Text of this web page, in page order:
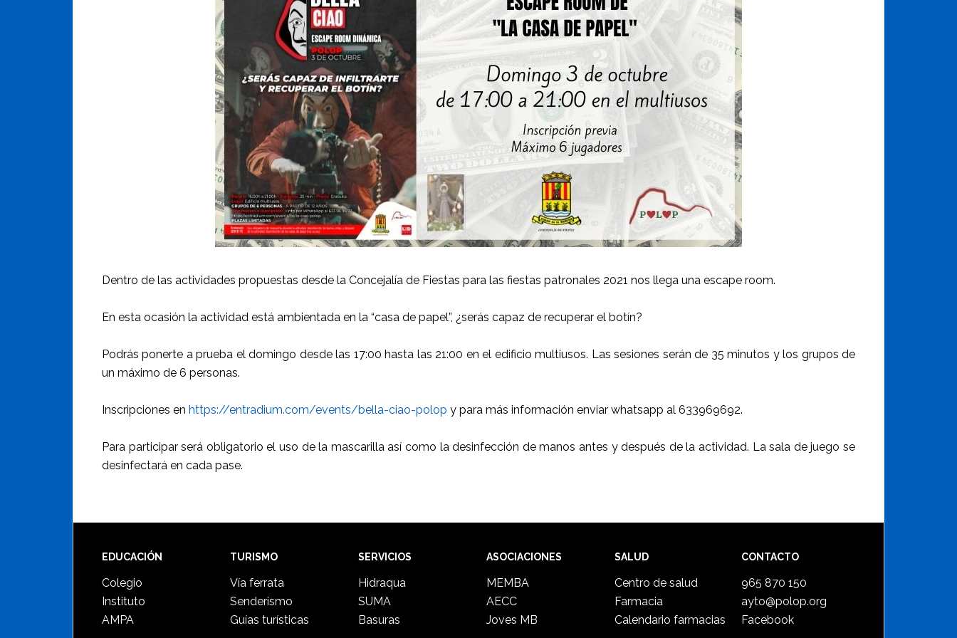
Dentro de las actividades propuestas desde la Concejalía de Fiestas para las fiestas patronales 2021 nos llega una escape room.
En esta ocasión la actividad está ambientada en la “casa de papel”, ¿serás capaz de recuperar el botín?
Podrás ponerte a prueba el domingo desde las 17:00 hasta las 21:00 en el edificio multiusos. Las sesiones serán de 35 minutos y los grupos de
un máximo de 6 personas.
Inscripciones en https://entradium.com/events/bella-ciao-polop y para más información enviar whatsapp al 633969692.
Para participar será obligatorio el uso de la mascarilla así como la desinfección de manos antes y después de la actividad. La sala de juego se
desinfectará en cada pase.
Footer
EDUCACIÓN
Colegio
Instituto
AMPA
TURISMO
Vía ferrata
Senderismo
Guías turísticas
SERVICIOS
Hidraqua
SUMA
Basuras
ASOCIACIONES
MEMBA
AECC
Joves MB
SALUD
Centro de salud
Farmacia
Calendario farmacias
CONTACTO
965 870 150
ayto@polop.org
Facebook